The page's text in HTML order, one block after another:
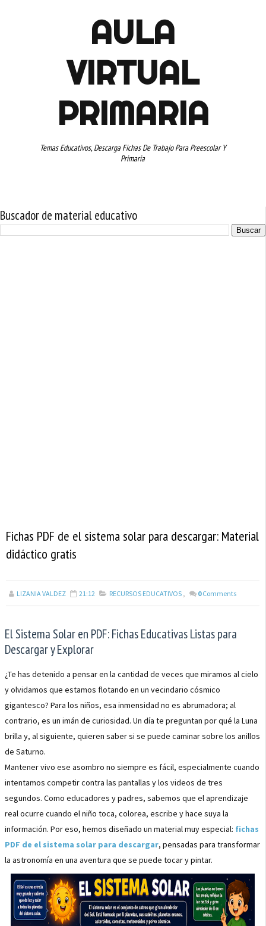
AULA
VIRTUAL
PRIMARIA
Temas Educativos, Descarga Fichas De Trabajo Para Preescolar Y
Primaria
Buscador de material educativo
Fichas PDF de el sistema solar para descargar: Material
didáctico gratis
LIZANIA VALDEZ 21:12 RECURSOS EDUCATIVOS , 0 Comments
El Sistema Solar en PDF: Fichas Educativas Listas para
Descargar y Explorar
¿Te has detenido a pensar en la cantidad de veces que miramos al cielo
y olvidamos que estamos flotando en un vecindario cósmico
gigantesco? Para los niños, esa inmensidad no es abrumadora; al
contrario, es un imán de curiosidad. Un día te preguntan por qué la Luna
brilla y, al siguiente, quieren saber si se puede caminar sobre los anillos
de Saturno.
Mantener vivo ese asombro no siempre es fácil, especialmente cuando
intentamos competir contra las pantallas y los videos de tres
segundos. Como educadores y padres, sabemos que el aprendizaje
real ocurre cuando el niño toca, colorea, escribe y hace suya la
información. Por eso, hemos diseñado un material muy especial: fichas
PDF de el sistema solar para descargar, pensadas para transformar
la astronomía en una aventura que se puede tocar y pintar.